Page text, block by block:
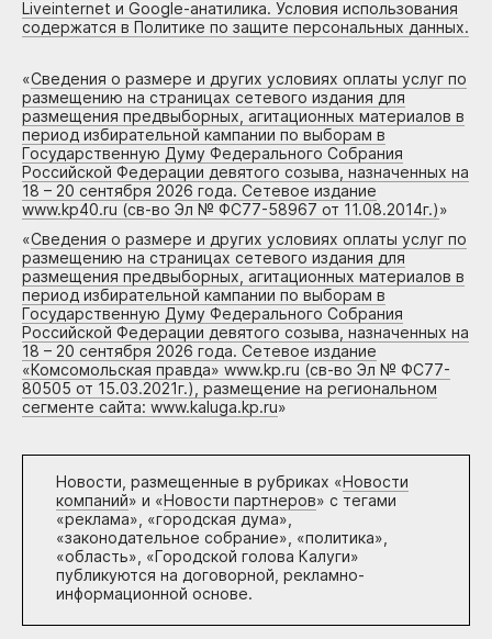
Liveinternet и Google-анатилика. Условия использования
содержатся в Политике по защите персональных данных.
«Сведения о размере и других условиях оплаты услуг по
размещению на страницах сетевого издания для
размещения предвыборных, агитационных материалов в
период избирательной кампании по выборам в
Государственную Думу Федерального Собрания
Российской Федерации девятого созыва, назначенных на
18 – 20 сентября 2026 года. Сетевое издание
www.kp40.ru (св-во Эл № ФС77-58967 от 11.08.2014г.)»
«Сведения о размере и других условиях оплаты услуг по
размещению на страницах сетевого издания для
размещения предвыборных, агитационных материалов в
период избирательной кампании по выборам в
Государственную Думу Федерального Собрания
Российской Федерации девятого созыва, назначенных на
18 – 20 сентября 2026 года. Сетевое издание
«Комсомольская правда» www.kp.ru (св-во Эл № ФС77-
80505 от 15.03.2021г.), размещение на региональном
сегменте сайта: www.kaluga.kp.ru»
Новости, размещенные в рубриках «Новости
компаний» и «Новости партнеров» с тегами
«реклама», «городская дума»,
«законодательное собрание», «политика»,
«область», «Городской голова Калуги»
публикуются на договорной, рекламно-
информационной основе.